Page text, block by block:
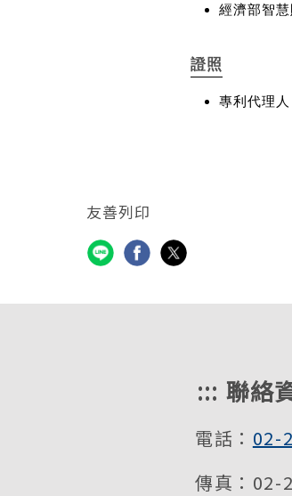
經濟部智
證照
專利代理人
友善列印
::: 聯絡
電話： 02-
傳真：02-